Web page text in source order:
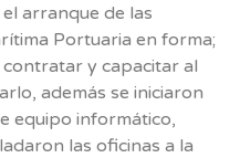
arranque de las
Portuaria en forma;
y capacitar al
además se iniciaron
equipo informático,
las oficinas a la